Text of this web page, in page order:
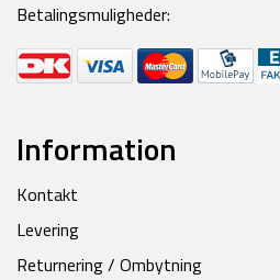
Betalingsmuligheder:
Information
Kontakt
Levering
Returnering / Ombytning